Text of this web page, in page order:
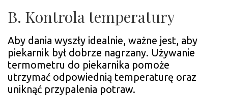
B. Kontrola temperatury
Aby dania wyszły idealnie, ważne jest, aby
piekarnik był dobrze nagrzany. Używanie
termometru do piekarnika pomoże
utrzymać odpowiednią temperaturę oraz
uniknąć przypalenia potraw.